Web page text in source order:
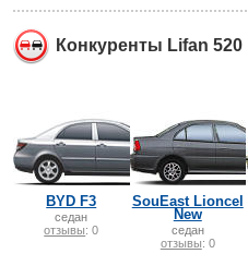
Конкуренты Lifan 520
BYD F3
cедан
отзывы: 0
SouEast Lioncel
New
cедан
отзывы: 0